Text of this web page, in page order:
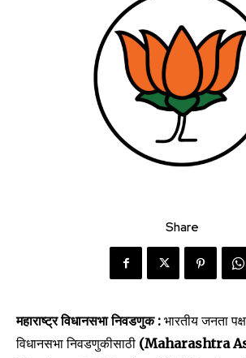
Share
महाराष्ट्र विधानसभा निवडणुक : भारतीय जनता
विधानसभा निवडणुकीसाठी (Maharashtra